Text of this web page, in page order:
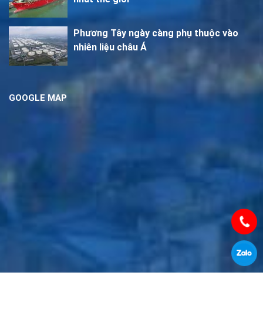
Phương Tây ngày càng phụ thuộc vào
nhiên liệu châu Á
GOOGLE MAP